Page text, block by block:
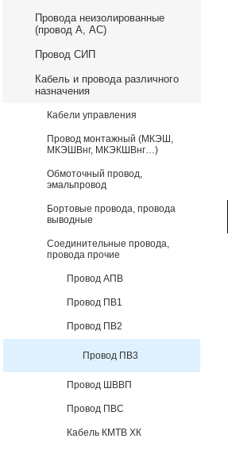
Провода неизолированные
(провод А, АС)
Провод СИП
Кабель и провода различного
назначения
Кабели управления
Провод монтажный (МКЭШ,
МКЭШВнг, МКЭКШВнг…)
Обмоточный провод,
эмальпровод
Бортовые провода, провода
выводные
Соединительные провода,
провода прочие
Провод АПВ
Провод ПВ1
Провод ПВ2
Провод ПВ3
Провод ШВВП
Провод ПВС
Кабель КМТВ ХК